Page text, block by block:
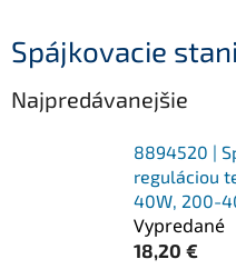
Spájkovacie
Najpredávanejšie
8894520 |
reguláciou
40W, 200-
Vypredané
18,20 €